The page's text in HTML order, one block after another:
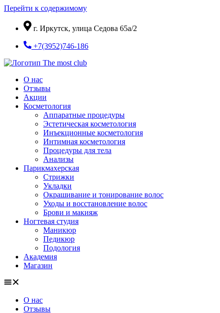
Перейти к содержимому
г. Иркутск, улица Седова 65а/2
+7(3952)746-186
О нас
Отзывы
Акции
Косметология
Аппаратные процедуры
Эстетическая косметология
Инъекционные косметология
Интимная косметология
Процедуры для тела
Анализы
Парикмахерская
Стрижки
Укладки
Окрашивание и тонирование волос
Уходы и восстановление волос
Брови и макияж
Ногтевая студия
Маникюр
Педикюр
Подология
Академия
Магазин
О нас
Отзывы